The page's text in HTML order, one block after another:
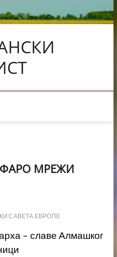
МРЕЖИ
САВЕТА ЕВРОПЕ
– славе Алмашког